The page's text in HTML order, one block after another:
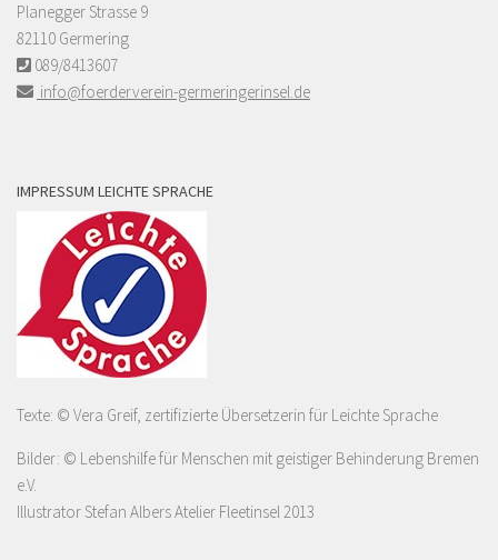
Planegger Strasse 9
82110 Germering
089/8413607
info@foerderverein-germeringerinsel.de
IMPRESSUM LEICHTE SPRACHE
Texte: © Vera Greif, zertifizierte Übersetzerin für Leichte Sprache
Bilder: © Lebenshilfe für Menschen mit geistiger Behinderung Bremen
e.V.
Illustrator Stefan Albers Atelier Fleetinsel 2013